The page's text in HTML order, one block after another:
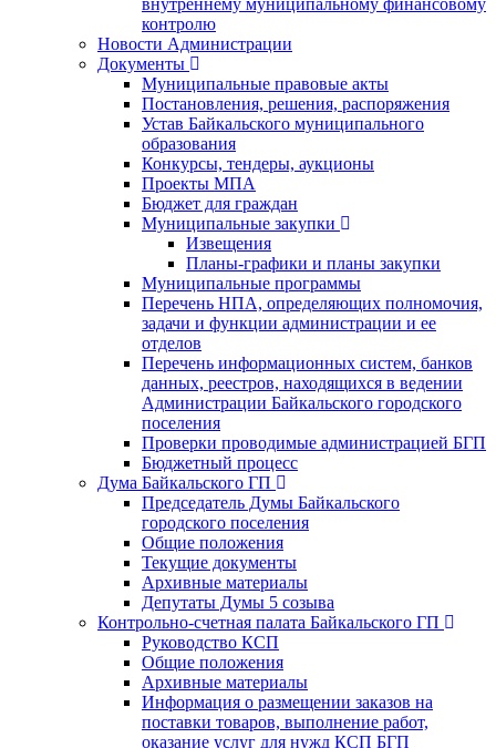
контролю
Новости Администрации
Документы
Муниципальные правовые акты
Постановления, решения, распоряжения
Устав Байкальского муниципального
образования
Конкурсы, тендеры, аукционы
Проекты МПА
Бюджет для граждан
Муниципальные закупки
Извещения
Планы-графики и планы закупки
Муниципальные программы
Перечень НПА, определяющих полномочия,
задачи и функции администрации и ее
отделов
Перечень информационных систем, банков
данных, реестров, находящихся в ведении
Администрации Байкальского городского
поселения
Проверки проводимые администрацией БГП
Бюджетный процесс
Дума Байкальского ГП
Председатель Думы Байкальского
городского поселения
Общие положения
Текущие документы
Архивные материалы
Депутаты Думы 5 созыва
Контрольно-счетная палата Байкальского ГП
Руководство КСП
Общие положения
Архивные материалы
Информация о размещении заказов на
поставки товаров, выполнение работ,
оказание услуг для нужд КСП БГП